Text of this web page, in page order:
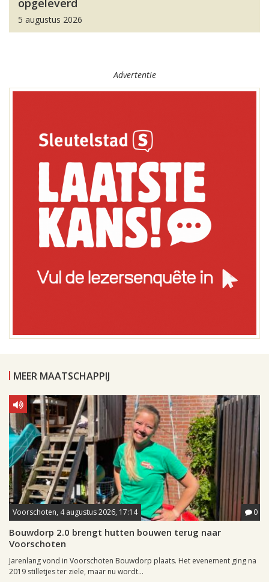
opgeleverd
5 augustus 2026
Advertentie
MEER MAATSCHAPPIJ
Voorschoten, 4 augustus 2026, 17:14 0
Bouwdorp 2.0 brengt hutten bouwen terug naar
Voorschoten
Jarenlang vond in Voorschoten Bouwdorp plaats. Het evenement ging na
2019 stilletjes ter ziele, maar nu wordt...